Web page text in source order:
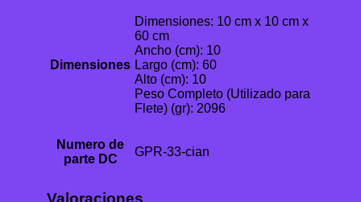
Dimensiones
Dimensiones: 10 cm x 10 cm x
60 cm
Ancho (cm): 10
Largo (cm): 60
Alto (cm): 10
Peso Completo (Utilizado para
Flete) (gr): 2096
Numero de
parte DC
GPR-33-cian
Valoraciones